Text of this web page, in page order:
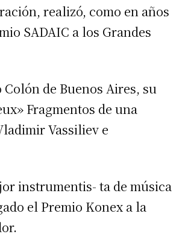
realizó, como en años
SADAIC a los Grandes
de Buenos Aires, su
Fragmentos de una
Vassiliev e
instrumentis- ta de música
el Premio Konex a la